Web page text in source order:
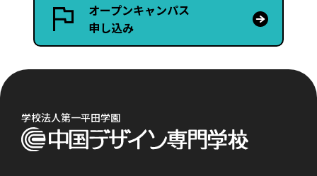
オープンキャンパス
申し込み
学校法人第一平田学園